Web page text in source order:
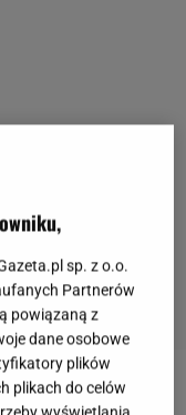
znajdzieszna
sp. z o.o.
Partnerów
powiązaną z
dane osobowe
plików
plikach do celów